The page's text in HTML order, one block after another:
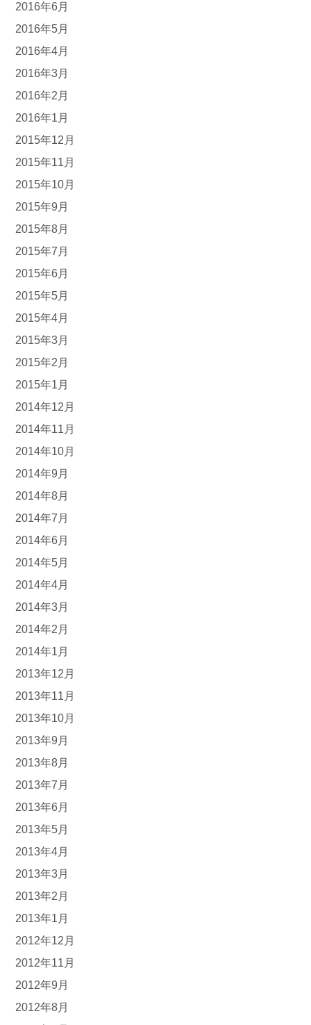
2016年6月
2016年5月
2016年4月
2016年3月
2016年2月
2016年1月
2015年12月
2015年11月
2015年10月
2015年9月
2015年8月
2015年7月
2015年6月
2015年5月
2015年4月
2015年3月
2015年2月
2015年1月
2014年12月
2014年11月
2014年10月
2014年9月
2014年8月
2014年7月
2014年6月
2014年5月
2014年4月
2014年3月
2014年2月
2014年1月
2013年12月
2013年11月
2013年10月
2013年9月
2013年8月
2013年7月
2013年6月
2013年5月
2013年4月
2013年3月
2013年2月
2013年1月
2012年12月
2012年11月
2012年9月
2012年8月